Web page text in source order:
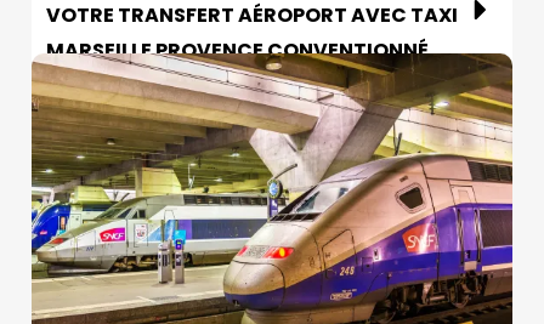
VOTRE TRANSFERT AÉROPORT AVEC TAXI
MARSEILLE PROVENCE CONVENTIONNÉ